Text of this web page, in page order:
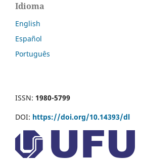
Idioma
English
Español
Português
ISSN: 1980-5799
DOI: https://doi.org/10.14393/dl